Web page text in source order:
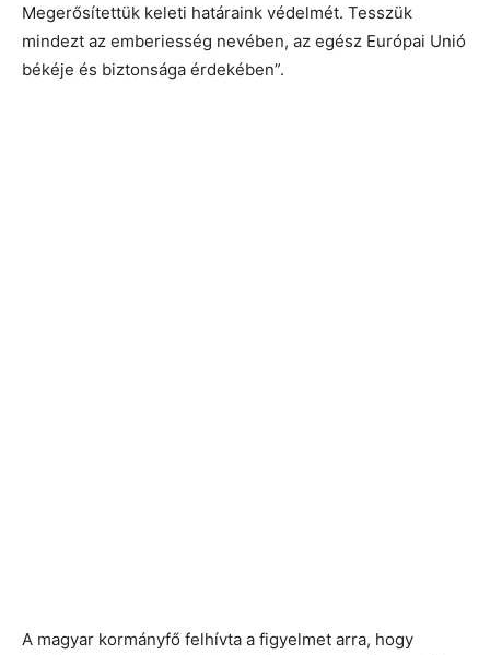
Megerősítettük keleti határaink védelmét. Tesszük
mindezt az emberiesség nevében, az egész Európai Unió
békéje és biztonsága érdekében”.
A magyar kormányfő felhívta a figyelmet arra, hogy